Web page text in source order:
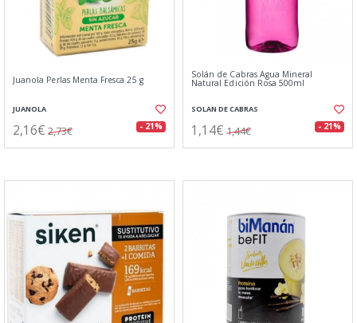
Juanola Perlas Menta Fresca 25 g
JUANOLA
2,16€ 2,73€ - 21%
Solán de Cabras Agua Mineral
Natural Edición Rosa 500ml
SOLAN DE CABRAS
1,14€ 1,44€ - 21%